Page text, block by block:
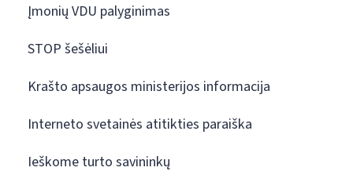
Įmonių VDU palyginimas
STOP šešėliui
Krašto apsaugos ministerijos informacija
Interneto svetainės atitikties paraiška
Ieškome turto savininkų